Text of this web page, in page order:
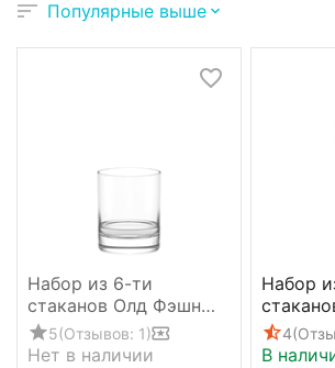
Популярные выше
Набор из 6-ти
стаканов Олд Фэшн
New York Bar, 420 мл,
D 85 мм, H 106 мм,
5(Отзывов: 1)
Нет в наличии
Набор
York
H=178
4
В